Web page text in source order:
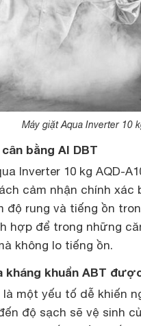
Máy giặt Aqua Inverter 10
bằng AI DBT
Inverter 10 kg AQD-
cảm nhận chính xác
độ rung và tiếng ồn
hợp để trong những
không lo tiếng ồn.
kháng khuẩn ABT
một yếu tố dễ khiến
độ sạch sẽ vệ sinh